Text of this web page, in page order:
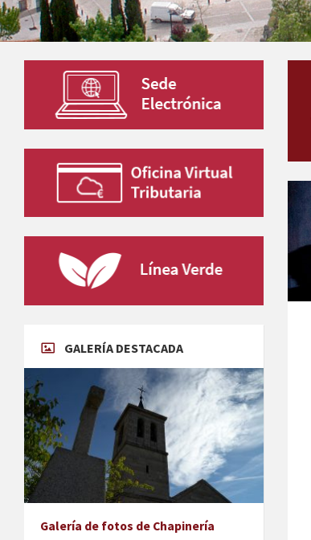
GALERÍA DESTACADA
Galería de fotos de Chapinería